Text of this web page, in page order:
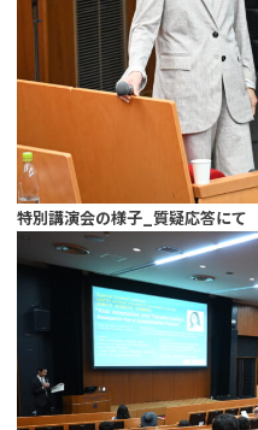
特別講演会の様子_質疑応答にて